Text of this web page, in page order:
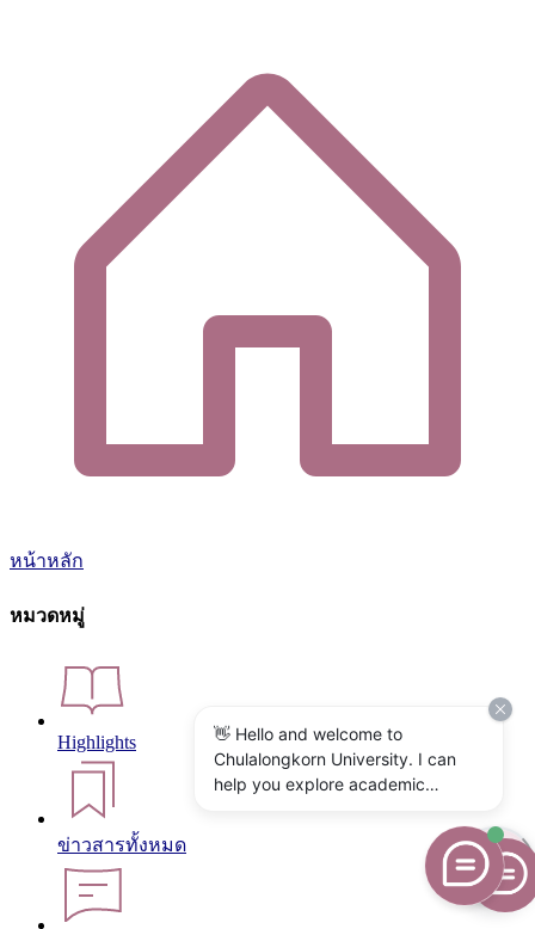
หน้าหลัก
หมวดหมู่
Highlights
ข่าวสารทั้งหมด
👋 Hello and welcome to
Chulalongkorn University. I can
help you explore academic